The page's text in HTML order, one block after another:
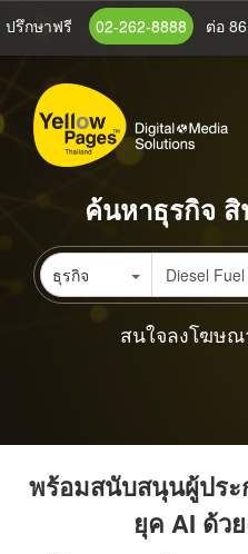
ข้าม
เนื้อหา
หลัก
ปรึกษาฟรี 02-262-8888 ต่อ
ค้นหาธุรกิจ
ธุรกิจ
สนใจลงโฆษณ
พร้อมสนับสนุนผู้ประ
ยุค AI ด้ว